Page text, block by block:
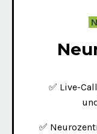
✅ Live-
✅